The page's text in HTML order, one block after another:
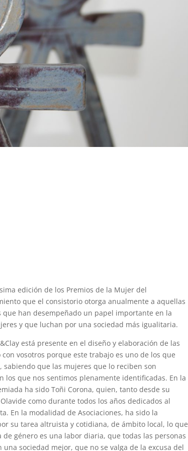
edición de los Premios de la Mujer del
que el consistorio otorga anualmente a aquellas
que han desempeñado un papel importante en la
y que luchan por una sociedad más igualitaria.
está presente en el diseño y elaboración de las
vosotros porque este trabajo es uno de los que
sabiendo que las mujeres que lo reciben son
los que nos sentimos plenamente identificadas. En la
ha sido Toñi Corona, quien, tanto desde su
como durante todos los años dedicados al
En la modalidad de Asociaciones, ha sido la
su tarea altruista y cotidiana, de ámbito local, lo que
género es una labor diaria, que todas las personas
sociedad mejor, que no se valga de la excusa del